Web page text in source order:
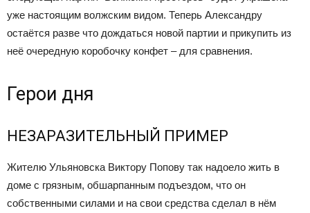
уже настоящим волжским видом. Теперь Александру
остаётся разве что дождаться новой партии и прикупить из
неё очередную коробочку конфет – для сравнения.
Герои дня
НЕЗАРАЗИТЕЛЬНЫЙ ПРИМЕР
Жителю Ульяновска Виктору Попову так надоело жить в
доме с грязным, обшарпанным подъездом, что он
собственными силами и на свои средства сделал в нём